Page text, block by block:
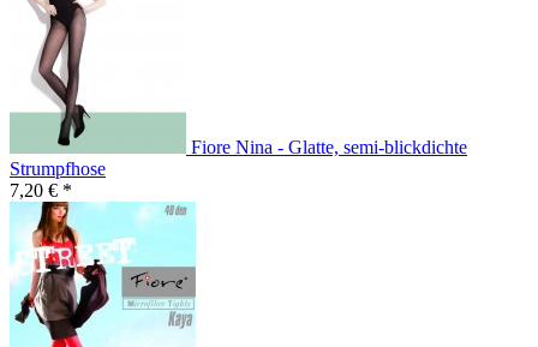
Fiore Nina - Glatte, semi-blickdichte
Strumpfhose
7,20 € *